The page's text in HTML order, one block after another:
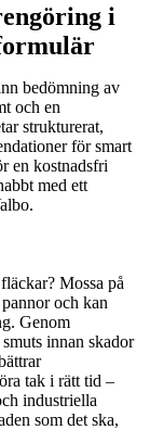
i
bedömning av
och en
strukturerat,
för smart
en kostnadsfri
med ett
Mossa på
och kan
Genom
innan skador
tak i rätt tid –
industriella
som det ska,